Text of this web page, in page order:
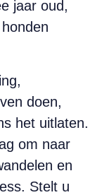
jaar oud,
doen,
het uitlaten.
om naar
en
Stelt u